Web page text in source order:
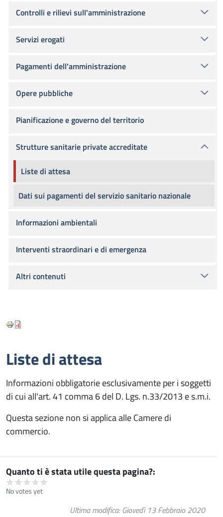
Liste di attesa
Informazioni obbligatorie esclusivamente per i soggetti
di cui all'art. 41 comma 6 del D. Lgs. n.33/2013 e s.m.i.
Questa sezione non si applica alle Camere di
commercio.
Quanto ti è stata utile questa pagina?
No votes yet
Ultima modifica Giovedì 13 Febbraio 2020
Controlli e rilievi sull'amministrazione
Servizi erogati
Pagamenti dell'amministrazione
Opere pubbliche
Pianificazione e governo del territorio
Strutture sanitarie private accreditate
Liste di attesa
Dati sui pagamenti del servizio sanitario nazionale
Informazioni ambientali
Interventi straordinari e di emergenza
Altri contenuti